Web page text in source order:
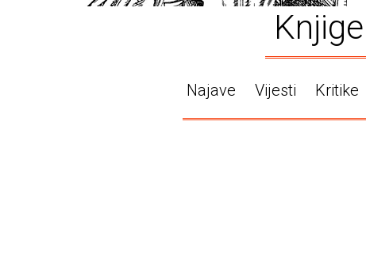
Knjige
Najave Vijesti Kritike